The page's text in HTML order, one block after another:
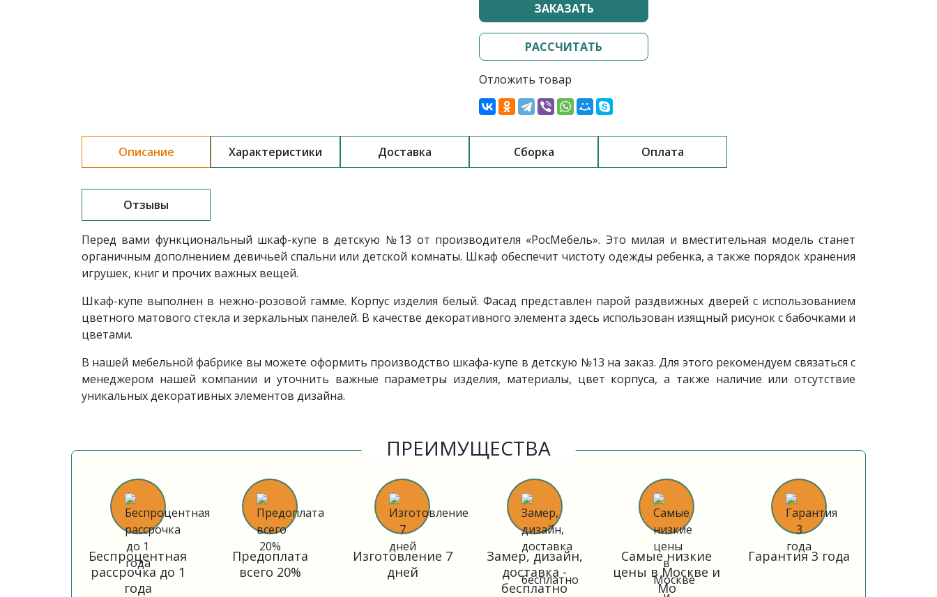
ЗАКАЗАТЬ
РАССЧИТАТЬ
Отложить товар
Описание Характеристики Доставка Сборка Оплата
Отзывы
Перед вами функциональный шкаф-купе в детскую №13 от производителя «РосМебель». Это милая и вместительная модель станет
органичным дополнением девичьей спальни или детской комнаты. Шкаф обеспечит чистоту одежды ребенка, а также порядок хранения
игрушек, книг и прочих важных вещей.
Шкаф-купе выполнен в нежно-розовой гамме. Корпус изделия белый. Фасад представлен парой раздвижных дверей с использованием
цветного матового стекла и зеркальных панелей. В качестве декоративного элемента здесь использован изящный рисунок с бабочками и
цветами.
В нашей мебельной фабрике вы можете оформить производство шкафа-купе в детскую №13 на заказ. Для этого рекомендуем связаться с
менеджером нашей компании и уточнить важные параметры изделия, материалы, цвет корпуса, а также наличие или отсутствие
уникальных декоративных элементов дизайна.
ПРЕИМУЩЕСТВА
Беспроцентная
рассрочка до 1
года
Предоплата
всего 20%
Изготовление 7
дней
Замер, дизайн,
доставка -
бесплатно
Самые низкие
цены в Москве и
Мо
Гарантия 3 года